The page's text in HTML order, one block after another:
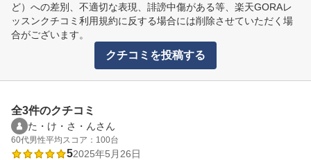
ど）への差別、不適切な表現、誹謗中傷がある等、楽天GORAレ
ッスンクチコミ利用規約に反する場合には削除させていただく場
合がございます。
クチコミを投稿する
全3件のクチコミ
た・け・さ・んさん
60代男性平均スコア：100台
52025年5月26日